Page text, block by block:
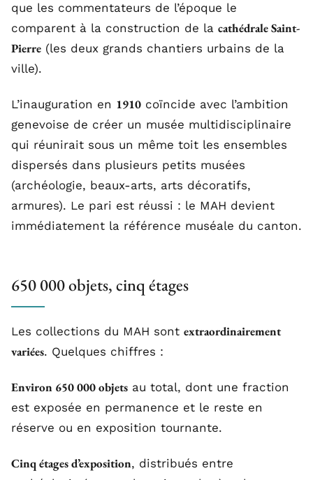
que les commentateurs de l’époque le
comparent à la construction de la cathédrale Saint-
Pierre (les deux grands chantiers urbains de la
ville).
L’inauguration en 1910 coïncide avec l’ambition
genevoise de créer un musée multidisciplinaire
qui réunirait sous un même toit les ensembles
dispersés dans plusieurs petits musées
(archéologie, beaux-arts, arts décoratifs,
armures). Le pari est réussi : le MAH devient
immédiatement la référence muséale du canton.
650 000 objets, cinq étages
Les collections du MAH sont extraordinairement
variées. Quelques chiffres :
Environ 650 000 objets au total, dont une fraction
est exposée en permanence et le reste en
réserve ou en exposition tournante.
Cinq étages d’exposition, distribués entre